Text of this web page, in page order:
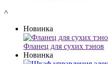
˄
Новинка
Фланец для сухих тэнов
Новинка